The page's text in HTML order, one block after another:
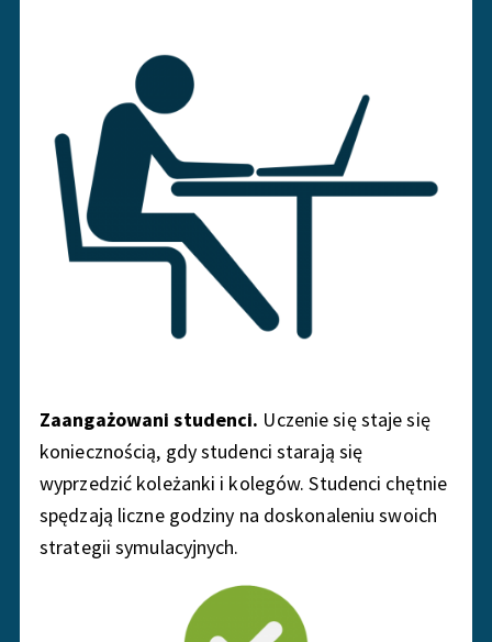
Zaangażowani studenci. Uczenie się staje się
koniecznością, gdy studenci starają się
wyprzedzić koleżanki i kolegów. Studenci chętnie
spędzają liczne godziny na doskonaleniu swoich
strategii symulacyjnych.